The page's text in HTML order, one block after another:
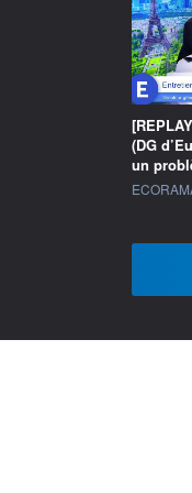
(DG
un